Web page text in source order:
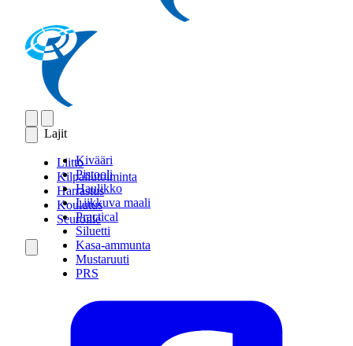
Lajit
Kivääri
Pistooli
Haulikko
Liikkuva maali
Practical
Siluetti
Kasa-ammunta
Mustaruuti
PRS
Liitto
Kilpailutoiminta
Harrastus
Koulutus
Seuroille